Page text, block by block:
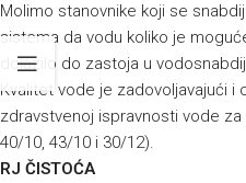
Molimo stanovnike koji se
sistema da vodu koliko je
dolazilo do zastoja u
Kvalitet vode je zadovoljavajući i
zdravstvenoj ispravnosti vode za
40/10, 43/10 i 30/12).
RJ ČISTOĆA